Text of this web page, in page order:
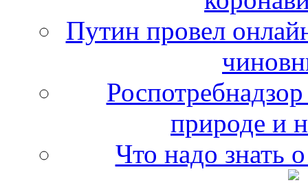
Путин провел
природе и
Что надо знать